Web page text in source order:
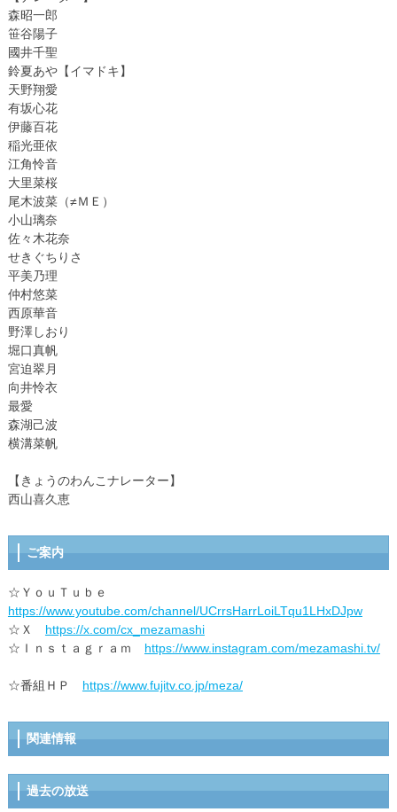
森昭一郎
笹谷陽子
國井千聖
鈴夏あや【イマドキ】
天野翔愛
有坂心花
伊藤百花
稲光亜依
江角怜音
大里菜桜
尾木波菜（≠ＭＥ）
小山璃奈
佐々木花奈
せきぐちりさ
平美乃理
仲村悠菜
西原華音
野澤しおり
堀口真帆
宮迫翠月
向井怜衣
最愛
森湖己波
横溝菜帆
【きょうのわんこナレーター】
西山喜久恵
ご案内
☆ＹｏｕＴｕｂｅ
https://www.youtube.com/channel/UCrrsHarrLoiLTqu1LHxDJpw
☆Ｘ https://x.com/cx_mezamashi
☆Ｉｎｓｔａｇｒａｍ https://www.instagram.com/mezamashi.tv/
☆番組ＨＰ https://www.fujitv.co.jp/meza/
関連情報
過去の放送